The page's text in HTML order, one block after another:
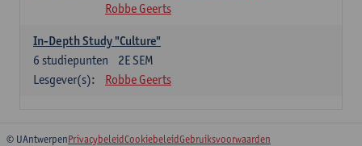
Robbe Geerts
In-Depth Study "Culture"
2E SEM
6 studiepunten
Lesgever(s):
Robbe Geerts
© UAntwerpenPrivacybeleidCookiebeleidGebruiksvoorwaarden